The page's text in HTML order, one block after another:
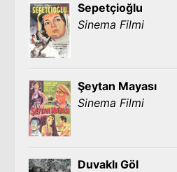
Sepetçioğlu
Sinema Filmi
Şeytan Mayası
Sinema Filmi
Duvaklı Göl